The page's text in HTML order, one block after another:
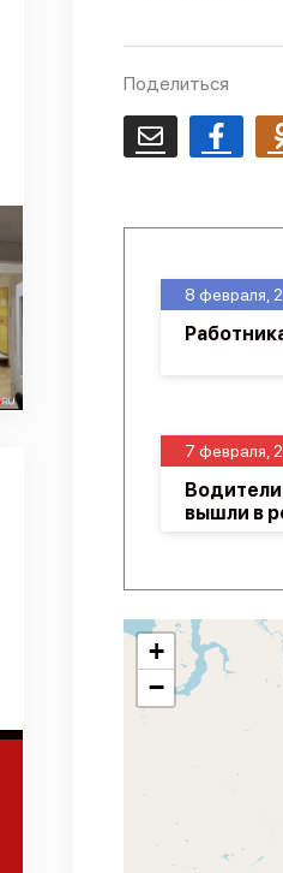
Поделиться
Email Facebook
7 февраля,
вышли в
8 февраля,
+
−